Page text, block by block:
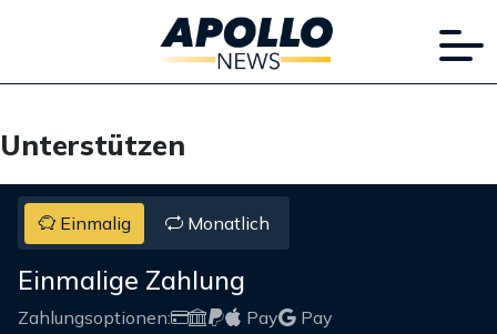
Unterstützen
Einmalig Monatlich
Einmalige Zahlung
Zahlungsoptionen: Pay
Pay